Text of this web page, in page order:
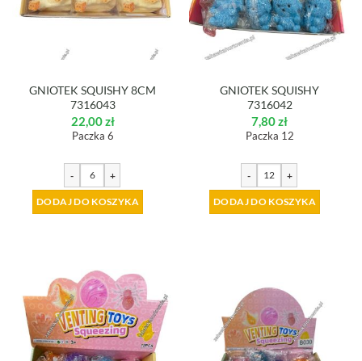
GNIOTEK SQUISHY 8CM
7316043
22,00zł
Paczka 6
- +
DODAJ DO KOSZYKA
GNIOTEK SQUISHY
7316042
7,80zł
Paczka 12
- +
DODAJ DO KOSZYKA